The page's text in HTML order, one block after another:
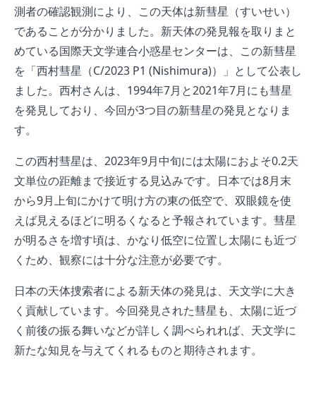
測者の確認観測により、この天体は新彗星（すいせい）
であることが分かりました。新天体の発見報を取りまと
めている国際天文学連合小惑星センターは、この新彗星
を「西村彗星（C/2023 P1 (Nishimura)）」として公表し
ました。西村さんは、1994年7月と2021年7月にも彗星
を発見しており、今回が3つ目の新彗星の発見となりま
す。
この西村彗星は、2023年9月中旬には太陽におよそ0.2天
文単位の距離まで接近する見込みです。日本では8月末
から9月上旬にかけて明け方の東の低空で、双眼鏡を使
えば見えるほどに明るくなると予報されています。彗星
が明るさを増す頃は、かなり低空に位置し太陽にも近づ
くため、観察には十分な注意が必要です。
日本の天体捜索者による新天体の発見は、天文学に大き
く貢献しています。今回発見された彗星も、太陽に近づ
く前後の振る舞いなどが詳しく調べられれば、天文学に
新たな知見を与えてくれるものと期待されます。